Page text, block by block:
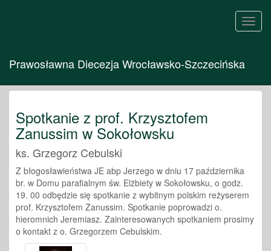
Prawosławna Diecezja Wrocławsko-Szczecińska
Spotkanie z prof. Krzysztofem
Zanussim w Sokołowsku
ks. Grzegorz Cebulski
Z błogosławieństwa JE abp Jerzego w dniu 17 października
br. w Domu parafialnym św. Elżbiety w Sokołowsku, o godz.
19. 00 odbędzie się spotkanie z wybitnym polskim reżyserem
prof. Krzysztofem Zanussim. Spotkanie poprowadzi o.
hieromnich Jeremiasz. Zainteresowanych spotkaniem prosimy
o kontakt z o. Grzegorzem Cebulskim.